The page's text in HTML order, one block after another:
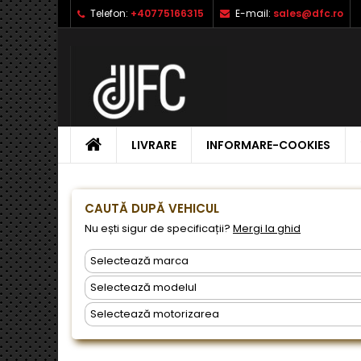
Telefon: +40775166315 E-mail: sales@dfc.ro
ACASALIVRARE INFORMARE-COOKIES
CAUTĂ DUPĂ VEHICUL
Nu ești sigur de specificații? Mergi la ghid